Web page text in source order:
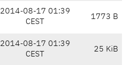
2014-08-17 01:39
CEST
1773 B
2014-08-17 01:39
CEST
25 KiB